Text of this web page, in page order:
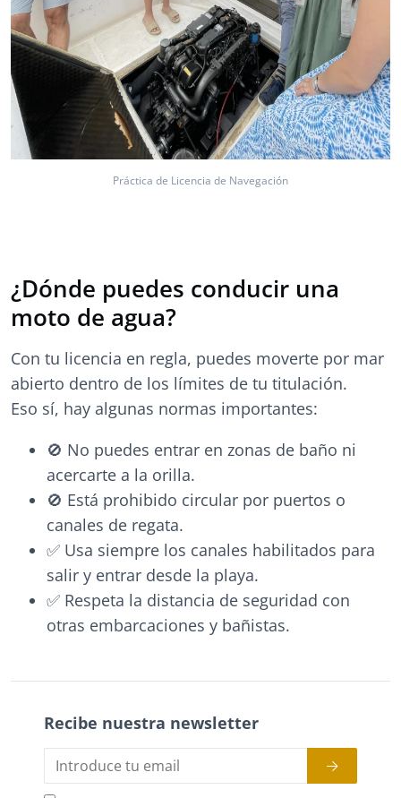
Práctica de Licencia de Navegación
¿Dónde puedes conducir una
moto de agua?
Con tu licencia en regla, puedes moverte por mar
abierto dentro de los límites de tu titulación.
Eso sí, hay algunas normas importantes:
🚫 No puedes entrar en zonas de baño ni
acercarte a la orilla.
🚫 Está prohibido circular por puertos o
canales de regata.
✅ Usa siempre los canales habilitados para
salir y entrar desde la playa.
✅ Respeta la distancia de seguridad con
otras embarcaciones y bañistas.
Recibe nuestra newsletter